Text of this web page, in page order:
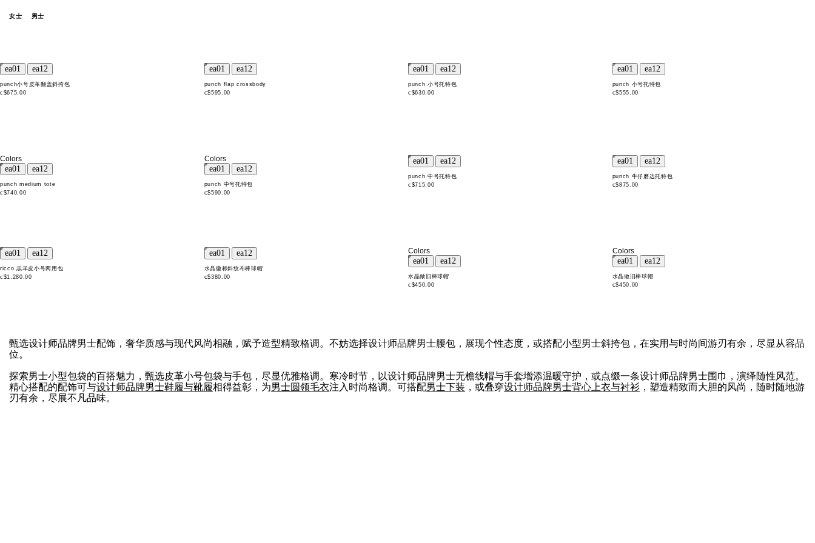
女士 男士
punch小号皮革翻盖斜挎包
c$675.00
punch flap crossbody
c$595.00
punch 小号托特包
c$630.00
punch 小号托特包
c$555.00
Colors
punch medium tote
c$740.00
Colors
punch 中号托特包
c$590.00
punch 中号托特包
c$715.00
punch 牛仔磨边托特包
c$875.00
ricco 羔羊皮小号两用包
c$1,280.00
水晶徽标斜纹布棒球帽
c$380.00
Colors
水晶做旧棒球帽
c$450.00
Colors
水晶做旧棒球帽
c$450.00
甄选设计师品牌男士配饰，奢华质感与现代风尚相融，赋予造型精致格调。不妨选择设计师品牌男士腰包，展现个性态度，或搭配小型男士斜挎包，在实用与时尚间游刃有余，尽显从容品
位。
探索男士小型包袋的百搭魅力，甄选皮革小号包袋与手包，尽显优雅格调。寒冷时节，以设计师品牌男士无檐线帽与手套增添温暖守护，或点缀一条设计师品牌男士围巾，演绎随性风范。
精心搭配的配饰可与设计师品牌男士鞋履与靴履相得益彰，为男士圆领毛衣注入时尚格调。可搭配男士下装 ，或叠穿设计师品牌男士背心上衣与衬衫 ，塑造精致而大胆的风尚，随时随地游
刃有余，尽展不凡品味。